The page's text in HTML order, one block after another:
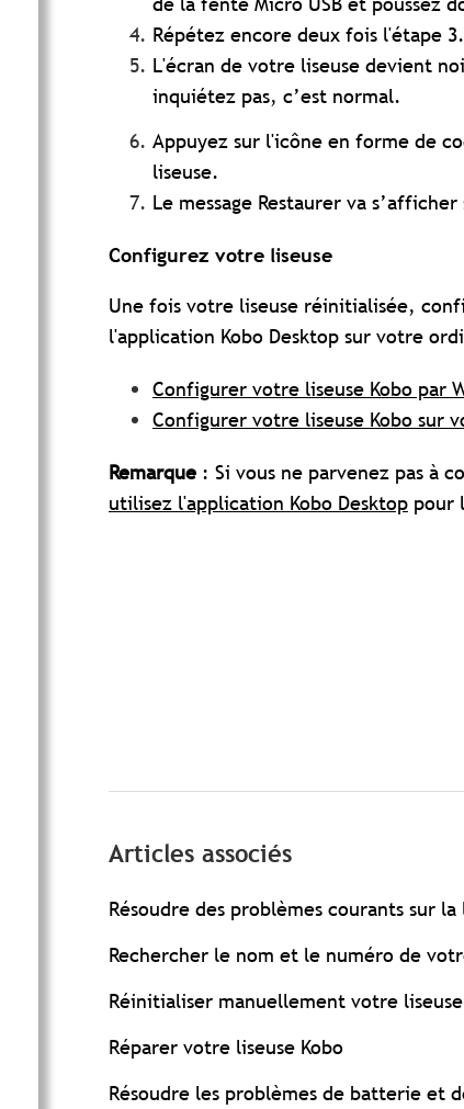
Répétez encore deux fois l'étape 3.
L'écran de votre liseuse devient
inquiétez pas, c’est normal.
Appuyez sur l'icône en forme de
liseuse.
Le message Restaurer va
Configurez votre liseuse
Une fois votre liseuse réinitialisée,
l'application Kobo Desktop sur votre
Configurer votre liseuse Kobo par
Configurer votre liseuse Kobo sur
Remarque : Si vous ne parvenez pas à
utilisez l'application Kobo Desktop pour
Articles associés
Résoudre des problèmes courants sur la
Rechercher le nom et le numéro de
Réinitialiser manuellement votre liseuse
Réparer votre liseuse Kobo
Résoudre les problèmes de batterie et